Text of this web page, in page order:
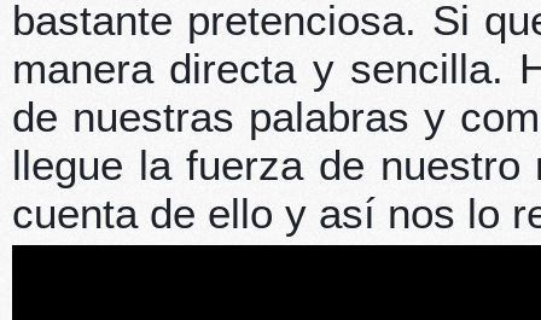
bastante pretenciosa. Si
manera directa y sencilla.
de nuestras palabras y
llegue la fuerza de
cuenta de ello y así nos lo